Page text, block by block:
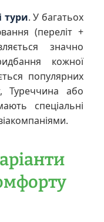
тури. У багатьох
(переліт +
значно
кожної
популярних
Туреччина або
спеціальні